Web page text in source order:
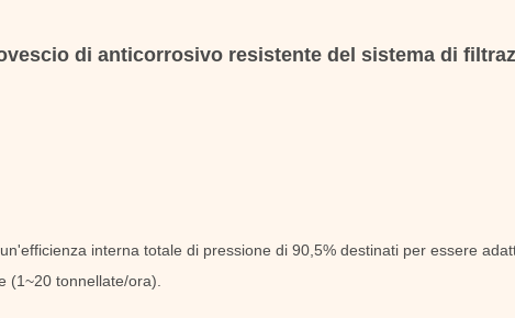
di anticorrosivo resistente del sistema di
interna totale di pressione di 90,5% destinati per essere
(1~20 tonnellate/ora).